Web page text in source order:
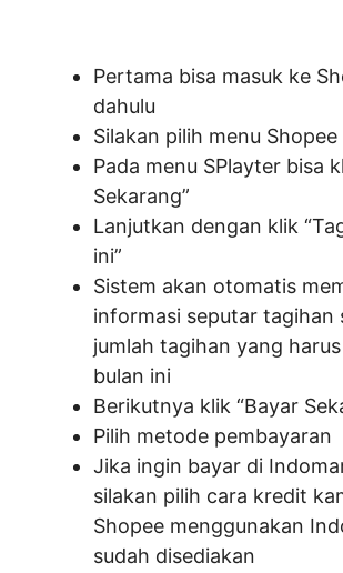
Pertama bisa masuk ke
dahulu
Silakan pilih menu
Pada menu SPlayter bisa
Sekarang”
Lanjutkan dengan klik
ini”
Sistem akan otomatis
informasi seputar tagihan
jumlah tagihan yang
bulan ini
Berikutnya klik “Bayar
Pilih metode pembayaran
Jika ingin bayar di
silakan pilih cara kredit
Shopee menggunakan
sudah disediakan